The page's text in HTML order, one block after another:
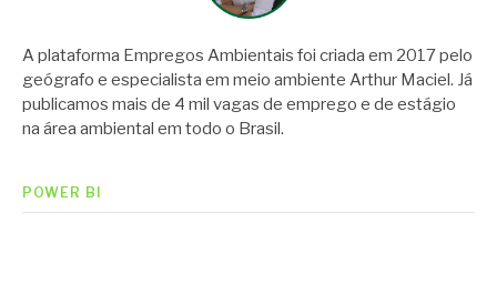
A plataforma Empregos Ambientais foi criada em 2017 pelo
geógrafo e especialista em meio ambiente Arthur Maciel. Já
publicamos mais de 4 mil vagas de emprego e de estágio
na área ambiental em todo o Brasil.
POWER BI